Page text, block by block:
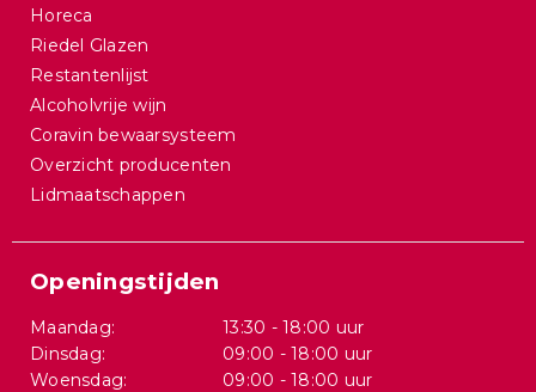
Horeca
Riedel Glazen
Restantenlijst
Alcoholvrije wijn
Coravin bewaarsysteem
Overzicht producenten
Lidmaatschappen
Openingstijden
Maandag:
13:30 - 18:00 uur
Dinsdag:
09:00 - 18:00 uur
Woensdag:
09:00 - 18:00 uur